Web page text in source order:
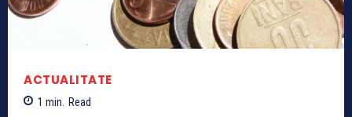
ACTUALITATE
1 min. Read